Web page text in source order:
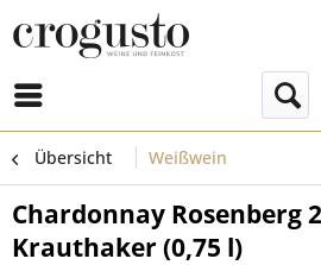
Übersicht Weißwein
Chardonnay Rosenberg
Krauthaker (0,75 l)